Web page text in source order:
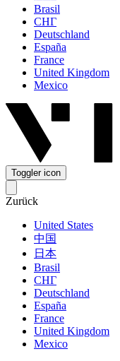
Brasil
СНГ
Deutschland
España
France
United Kingdom
Mexico
Toggler icon
Zurück
United States
中国
日本
Brasil
СНГ
Deutschland
España
France
United Kingdom
Mexico